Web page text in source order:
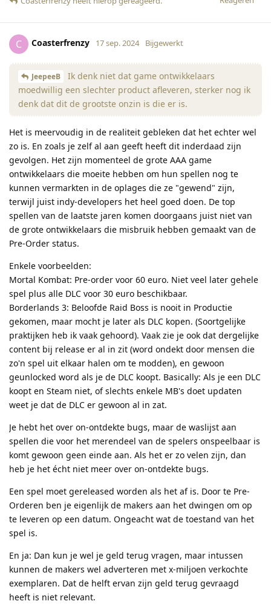
C Coasterfrenzy 17 sep. 2024 Bijgewerkt
JeepeeB
Ik denk niet dat game ontwikkelaars
moedwillig een slechter product afleveren, sterker nog ik
denk dat dit de grootste onzin is die er is.
Het is meervoudig in de realiteit gebleken dat het echter wel
zo is. En zoals je zelf al aan geeft heeft dit inderdaad zijn
gevolgen. Het zijn momenteel de grote AAA game
ontwikkelaars die moeite hebben om hun spellen nog te
kunnen vermarkten in de oplages die ze "gewend" zijn,
terwijl juist indy-developers het heel goed doen. De top
spellen van de laatste jaren komen doorgaans juist niet van
de grote ontwikkelaars die misbruik hebben gemaakt van de
Pre-Order status.
Enkele voorbeelden:
Mortal Kombat: Pre-order voor 60 euro. Niet veel later gehele
spel plus alle DLC voor 30 euro beschikbaar.
Borderlands 3: Beloofde Raid Boss is nooit in Productie
gekomen, maar mocht je later als DLC kopen. (Soortgelijke
praktijken heb ik vaak gehoord). Vaak zie je ook dat dergelijke
content bij release er al in zit (word ondekt door mensen die
zo'n spel uit elkaar halen om te modden), en gewoon
geunlocked word als je de DLC koopt. Basically: Als je een DLC
koopt en Steam niet, of slechts enkele MB's doet updaten
weet je dat de DLC er gewoon al in zat.
Je hebt het over on-ontdekte bugs, maar de waslijst aan
spellen die voor het merendeel van de spelers onspeelbaar is
komt gewoon geen einde aan. Als het er zo velen zijn, dan
heb je het écht niet meer over on-ontdekte bugs.
Een spel moet gereleased worden als het af is. Door te Pre-
Orderen ben je eigenlijk de makers aan het dwingen om op
te leveren op een datum. Ongeacht wat de toestand van het
spel is.
En ja: Dan kun je wel je geld terug vragen, maar intussen
kunnen de makers wel adverteren met x-miljoen verkochte
exemplaren. Dat de helft ervan zijn geld terug gevraagd
heeft is niet relevant.